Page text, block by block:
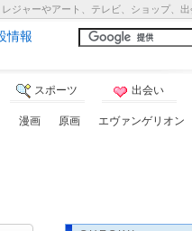
ジャーやアート、テレビ、ショップ、
情報
スポーツ 出会い
漫画 原画
エヴァンゲリオン